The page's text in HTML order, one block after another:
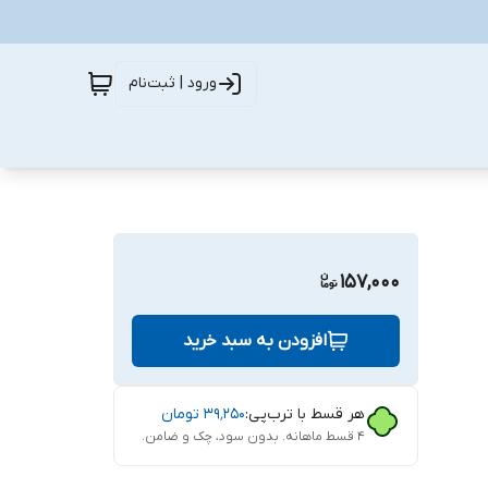
ورود | ثبت‌نام
157,000
افزودن به سبد خرید
هر قسط با ترب‌پی:۳۹٬۲۵۰ تومان
۴ قسط ماهانه. بدون سود، چک و ضامن.